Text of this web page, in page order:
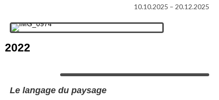
10.10.2025 – 20.12.2025
2022
Le langage du paysage